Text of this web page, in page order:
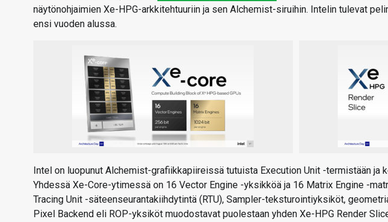
näytönohjaimien Xe-HPG-arkkitehtuuriin ja sen Alchemist-siruihin. Intelin tulevat
ensi vuoden alussa.
Intel on luopunut Alchemist-grafiikkapiireissä tutuista Execution Unit -termistään ja
Yhdessä Xe-Core-ytimessä on 16 Vector Engine -yksikköä ja 16 Matrix Engine -
Tracing Unit -säteenseurantakiihdytintä (RTU), Sampler-teksturointiyksiköt,
Pixel Backend eli ROP-yksiköt muodostavat puolestaan yhden Xe-HPG Render